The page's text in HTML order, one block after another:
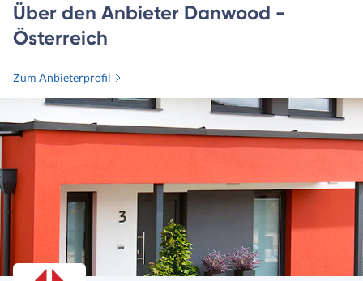
Über den Anbieter Danwood -
Österreich
Zum Anbieterprofil